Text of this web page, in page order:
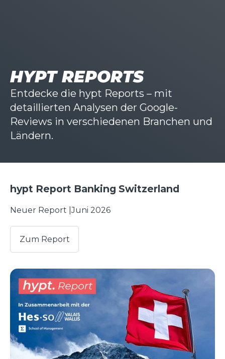
HYPT REPORTS
Entdecke die hypt Reports – mit
detaillierten Analysen der Google-
Reviews in verschiedenen Branchen und
Ländern.
hypt Report Banking Switzerland
Neuer Report |Juni 2026
Zum Report